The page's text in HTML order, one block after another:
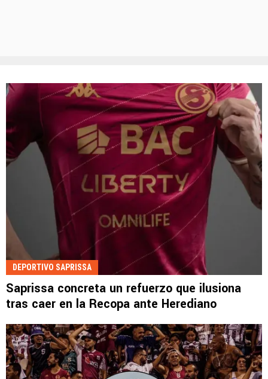
DEPORTIVO SAPRISSA
Saprissa concreta un refuerzo que ilusiona
tras caer en la Recopa ante Herediano